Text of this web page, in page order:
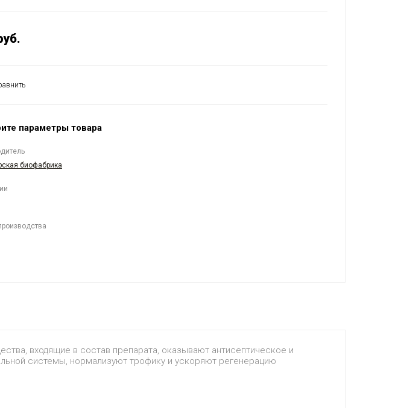
параметры товара
биофабрика
входящие в состав препарата, оказывают антисептическое и
системы, нормализуют трофику и ускоряют регенерацию